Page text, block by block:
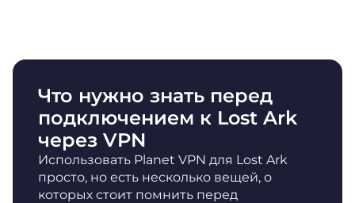
Что нужно знать перед
подключением к Lost Ark
через VPN
Использовать Planet VPN для Lost Ark
просто, но есть несколько вещей, о
которых стоит помнить перед